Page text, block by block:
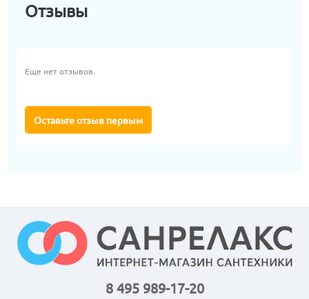
Отзывы
Еще нет отзывов.
Оставьте отзыв первым
8 495 989-17-20